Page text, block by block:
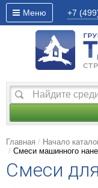
Меню +7
Главная Начало
Смеси машинного
Смеси